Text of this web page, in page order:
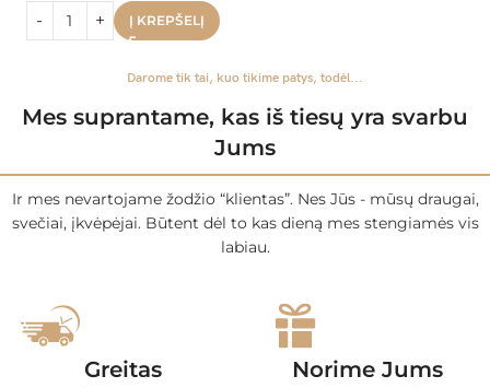
Į KREPŠELĮ
Darome tik tai, kuo tikime patys, todėl...
Mes suprantame, kas iš tiesų yra svarbu
Jums
Ir mes nevartojame žodžio “klientas”. Nes Jūs - mūsų draugai,
svečiai, įkvėpėjai. Būtent dėl to kas dieną mes stengiamės vis
labiau.
Greitas
Norime Jums